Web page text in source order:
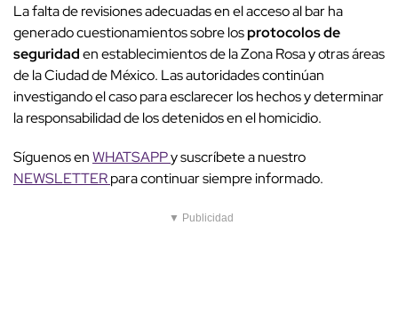
La falta de revisiones adecuadas en el acceso al bar ha
generado cuestionamientos sobre losprotocolos de
seguridaden establecimientos de la Zona Rosa y otras áreas
de la Ciudad de México. Las autoridades continúan
investigando el caso para esclarecer los hechos y determinar
la responsabilidad de los detenidos en el homicidio.
Síguenos enWHATSAPPy suscríbete a nuestro
NEWSLETTERpara continuar siempre informado.
▼ Publicidad